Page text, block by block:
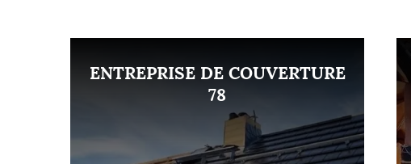
ENTREPRISE DE COUVERTURE
78